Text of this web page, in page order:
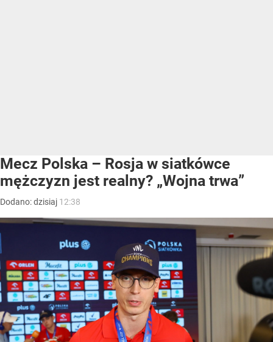
Mecz Polska – Rosja w siatkówce
mężczyzn jest realny? „Wojna trwa”
Dodano:dzisiaj 12:38